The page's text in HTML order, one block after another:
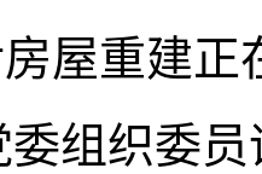
屋重建正
组织委员